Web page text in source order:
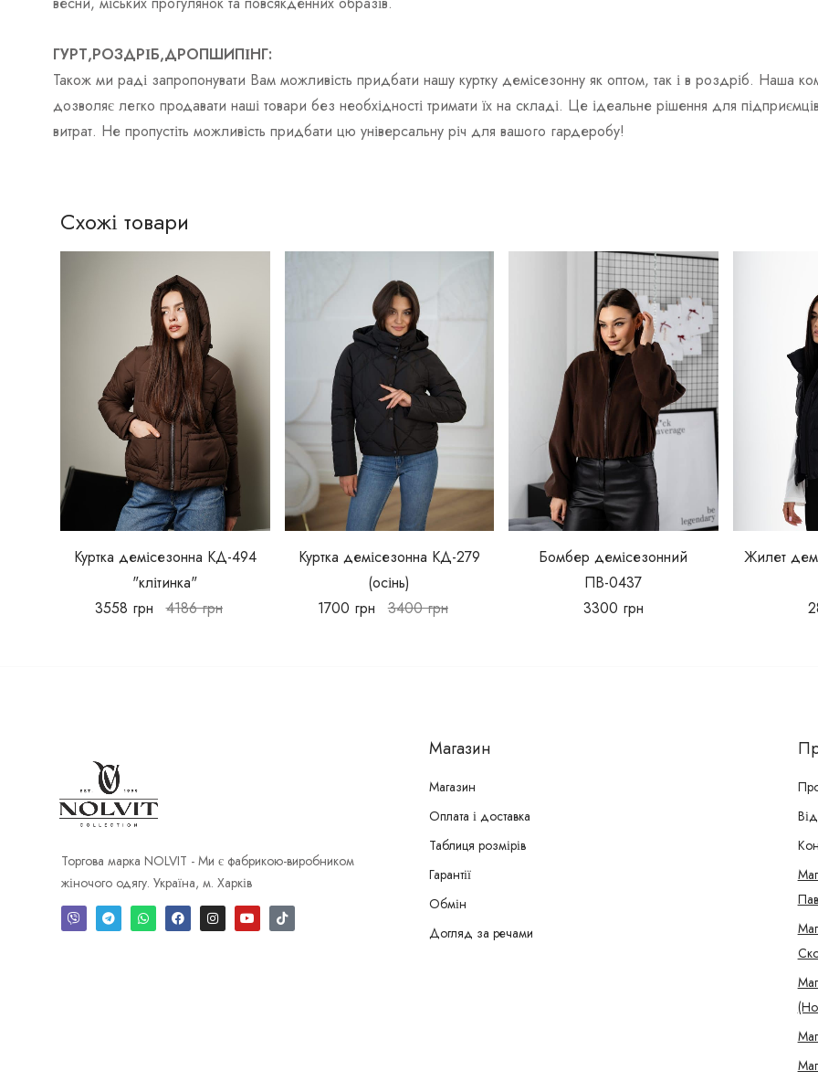
ГУРТ,РОЗДРІБ,ДРОПШИПІНГ:
Також ми раді запропонувати Вам можливість придбати нашу куртку демісезонну як оптом, так і в роздріб. Наша
дозволяє легко продавати наші товари без необхідності тримати їх на складі. Це ідеальне рішення для
витрат. Не пропустіть можливість придбати цю універсальну річ для вашого гардеробу!
Схожі товари
Куртка демісезонна КД-494
"клітинка"
3558 грн 4186грн
Куртка демісезонна КД-279
(осінь)
1700 грн 3400грн
Бомбер демісезонний
ПВ-0437
3300 грн
Жилет
Торгова марка NOLVIT - Ми є фабрикою-виробником
жіночого одягу. Україна, м. Харків
Магазин
Магазин
Оплата і доставка
Таблиця розмірів
Гарантії
Обмін
Догляд за речами